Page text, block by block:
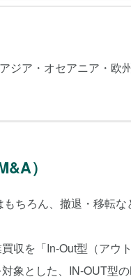
ジア・オセアニア・欧
）
ちろん、撤退・移転
収を「In-Out型（アウ
象とした、IN-OUT型の